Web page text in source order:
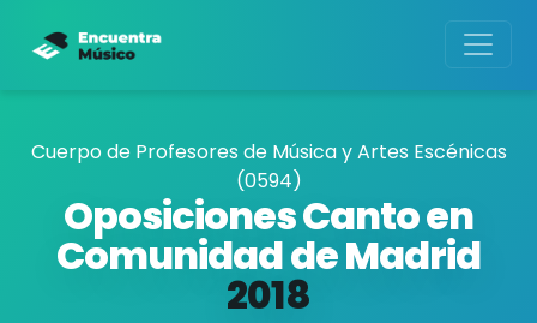
Cuerpo de Profesores de Música y Artes Escénicas
(0594)
Oposiciones Canto en
Comunidad de Madrid
2018